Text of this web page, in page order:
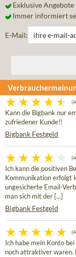
Exklusive Angebote
Immer informiert
E-Mail:
Kann die Bigbank nur
zufriedener Kunde!!
Bigbank Festgeld
Ich kann die positiven
Kommunikation erfolgt
ungesicherte Email-
man sich mit der [...]
Bigbank Festgeld
Ich habe mein Konto
noch attraktiver waren.